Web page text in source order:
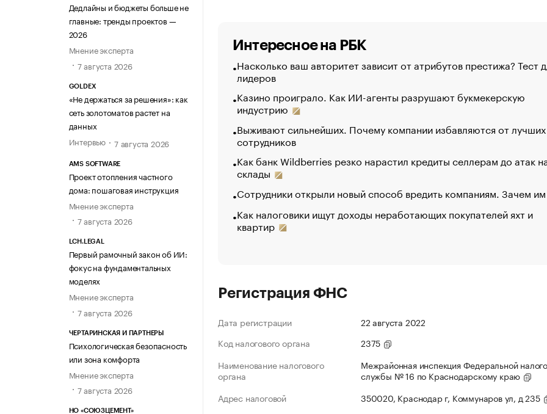
Дедлайны и бюджеты больше не
главные: тренды проектов —
2026
Мнение эксперта
7 августа 2026
GOLDEX
«Не держаться за решения»: как
сеть золотоматов растет на
данных
Интервью
7 августа 2026
AMS SOFTWARE
Проект отопления частного
дома: пошаговая инструкция
Мнение эксперта
7 августа 2026
LCH.LEGAL
Первый рамочный закон об ИИ:
фокус на фундаментальных
моделях
Мнение эксперта
7 августа 2026
ЧЕРТАРИНСКАЯ И ПАРТНЕРЫ
Психологическая безопасность
или зона комфорта
Мнение эксперта
7 августа 2026
НО «СОЮЗЦЕМЕНТ»
Интересное на РБК
Насколько ваш авторитет зависит от атрибутов престижа? Тест
лидеров
Казино проиграло. Как ИИ-агенты разрушают букмекерскую
индустрию
Выживают сильнейших. Почему компании избавляются от лучших
сотрудников
Как банк Wildberries резко нарастил кредиты селлерам до атак
склады
Сотрудники открыли новый способ вредить компаниям. Зачем
Как налоговики ищут доходы неработающих покупателей яхт и
квартир
Регистрация ФНС
Дата регистрации
22 августа 2022
Код налогового органа
2375
Наименование налогового
органа
Межрайонная инспекция Федеральной
службы № 16 по Краснодарскому краю
Адрес налоговой
350020, Краснодар г, Коммунаров ул, д 235